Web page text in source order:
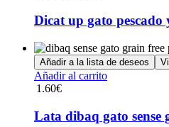
múltiples
variantes.
Las
opciones
se
pueden
la
Dicat up gato
Añadir a la lista de deseos
Añadir al carrito
1.60€
Lata dibaq gato sense